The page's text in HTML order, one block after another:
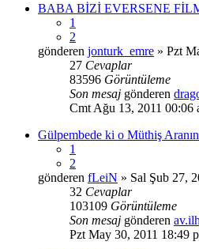
BABA BİZİ EVERSENE
1
2
gönderen jonturk_emre » Pzt
27 Cevaplar
83596 Görüntüleme
Son mesaj gönderen
Cmt Ağu 13, 2011 00:06
Gülpembede ki o Müthiş Aranın
1
2
gönderen fLeiN » Sal Şub 27,
32 Cevaplar
103109 Görüntüleme
Son mesaj gönderen
Pzt May 30, 2011 18:49